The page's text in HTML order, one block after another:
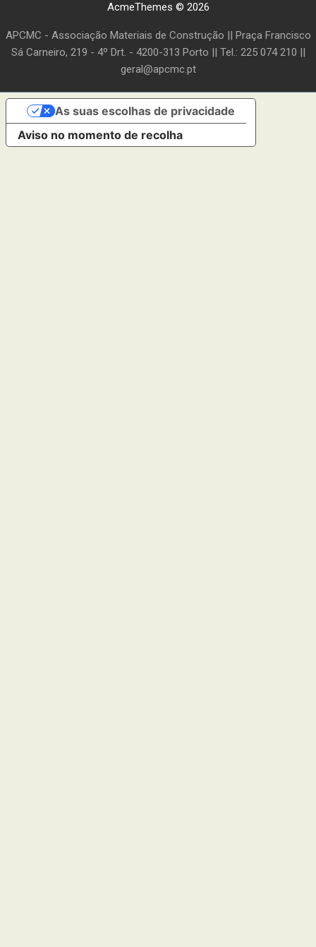
AcmeThemes © 2026
APCMC - Associação Materiais de Construção || Praça Francisco
Sá Carneiro, 219 - 4º Drt. - 4200-313 Porto || Tel.: 225 074 210 ||
geral@apcmc.pt
Aviso no momento de recolha
As suas escolhas de privacidade